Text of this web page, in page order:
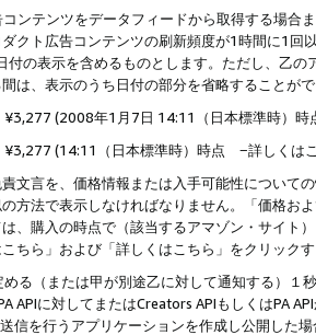
ンテンツをデータフィードから取得する場合
クト広告コンテンツの刷新頻度が1時間に1
付の表示を含めるものとします。ただし、乙
は、表示のうち日付の部分を省略することが
¥3,277 (2008年1月7日 14:11（日本標準時）
¥3,277 (14:11（日本標準時）時点 −詳しくは
文言を、価格情報または入手可能性について
方法で表示しなければなりません。「価格
、購入の時点で（該当するアマゾン・サイト
ちら」および「詳しくはこちら」をクリック
る（または甲が別途乙に対して通知する）
APIに対してまたはCreators APIもしくはPA
信を行うアプリケーションを作成し公開した